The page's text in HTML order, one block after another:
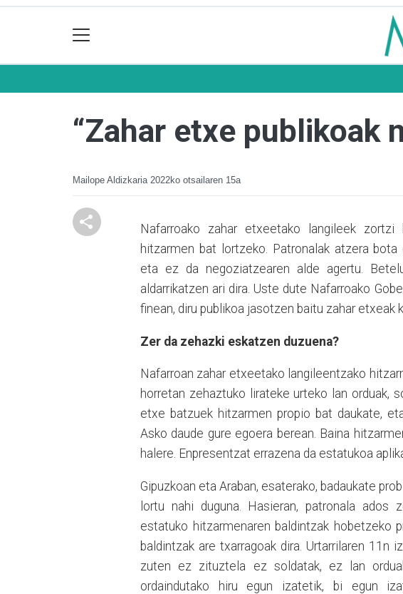
“Zahar etxe publikoak
Mailope Aldizkaria 2022ko otsailaren 15a
Nafarroako zahar etxeetako langileek zortzi
hitzarmen bat lortzeko. Patronalak atzera
eta ez da negoziatzearen alde agertu.
aldarrikatzen ari dira. Uste dute Nafarroako
finean, diru publikoa jasotzen baitu zahar etxeak
Zer da zehazki eskatzen duzuena?
Nafarroan zahar etxeetako langileentzako
horretan zehaztuko lirateke urteko lan orduak,
etxe batzuek hitzarmen propio bat daukate,
Asko daude gure egoera berean. Baina
halere. Enpresentzat errazena da estatukoa
Gipuzkoan eta Araban, esaterako, badaukate
lortu nahi duguna. Hasieran, patronala ados
estatuko hitzarmenaren baldintzak hobetzeko
baldintzak are txarragoak dira. Urtarrilaren 11n
zuten ez zituztela ez soldatak, ez lan
ordaindutako hiru egun izatetik, bi egun